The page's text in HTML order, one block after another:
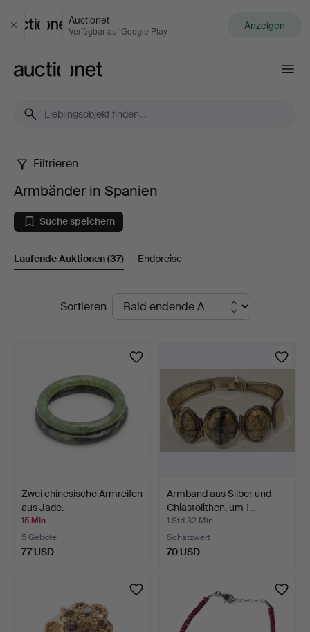
Schließen
Auctionet
Verfügbar auf Google Play Anzeigen
Armbänder
in
Spanien
Filtrieren
Armbänder in Spanien
Suche speichern
Laufende Auktionen(37) Endpreise
LaufendeSortieren
Zwei chinesische Armreifen
aus Jade.
15 Min
5 Gebote
77 USD
Armband aus Silber und
Chiastolithen, um 1…
1 Std 32 Min
Schätzwert
70 USD